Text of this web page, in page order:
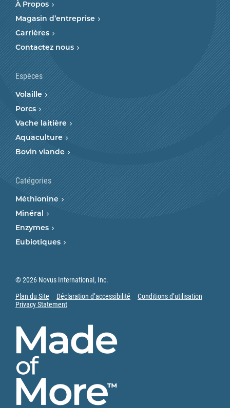
À Propos
Magasin d’entreprise
Carrières
Contactez nous
Espèces
Volaille
Porcs
Vache laitière
Aquaculture
Bovin viande
Catégories
Méthionine
Minéral
Enzymes
Eubiotiques
© 2026 Novus International, Inc.
Plan du Site
Déclaration d’accessibilité
Conditions d’utilisation
Privacy Statement